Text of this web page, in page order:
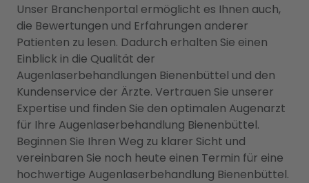
Unser Branchenportal ermöglicht es Ihnen auch,
die Bewertungen und Erfahrungen anderer
Patienten zu lesen. Dadurch erhalten Sie einen
Einblick in die Qualität der
Augenlaserbehandlungen Bienenbüttel und den
Kundenservice der Ärzte. Vertrauen Sie unserer
Expertise und finden Sie den optimalen Augenarzt
für Ihre Augenlaserbehandlung Bienenbüttel.
Beginnen Sie Ihren Weg zu klarer Sicht und
vereinbaren Sie noch heute einen Termin für eine
hochwertige Augenlaserbehandlung Bienenbüttel.